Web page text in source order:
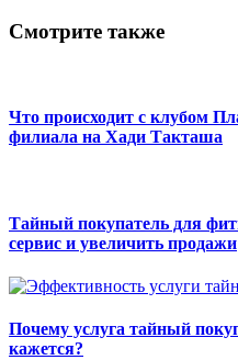
Смотрите также
Что происходит с клубом
филиала на Хади Такташа
Тайный покупатель для
сервис и увеличить продажи
Почему услуга тайный
кажется?